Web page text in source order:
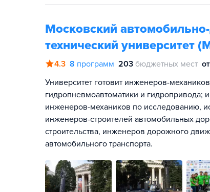
Московский
технический университет
4.3 8 программ 203 бюджетных мест
Университет готовит инженеров-
гидропневмоавтоматики и гидропривода;
инженеров-механиков по исследованию,
инженеров-строителей автомобильных
строительства, инженеров дорожного
автомобильного транспорта.